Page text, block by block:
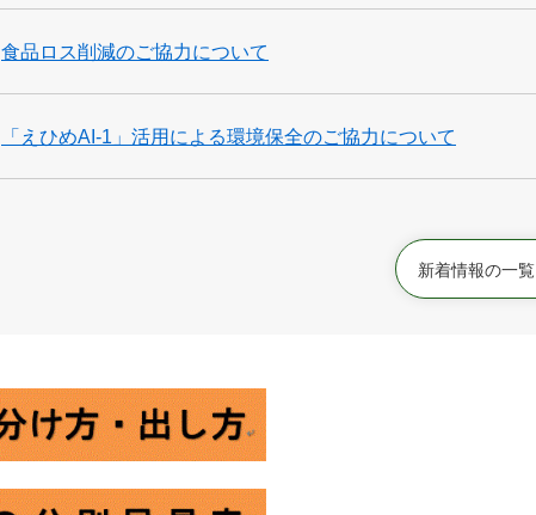
食品ロス削減のご協力について
「えひめAI-1」活用による環境保全のご協力について
新着情報の一覧